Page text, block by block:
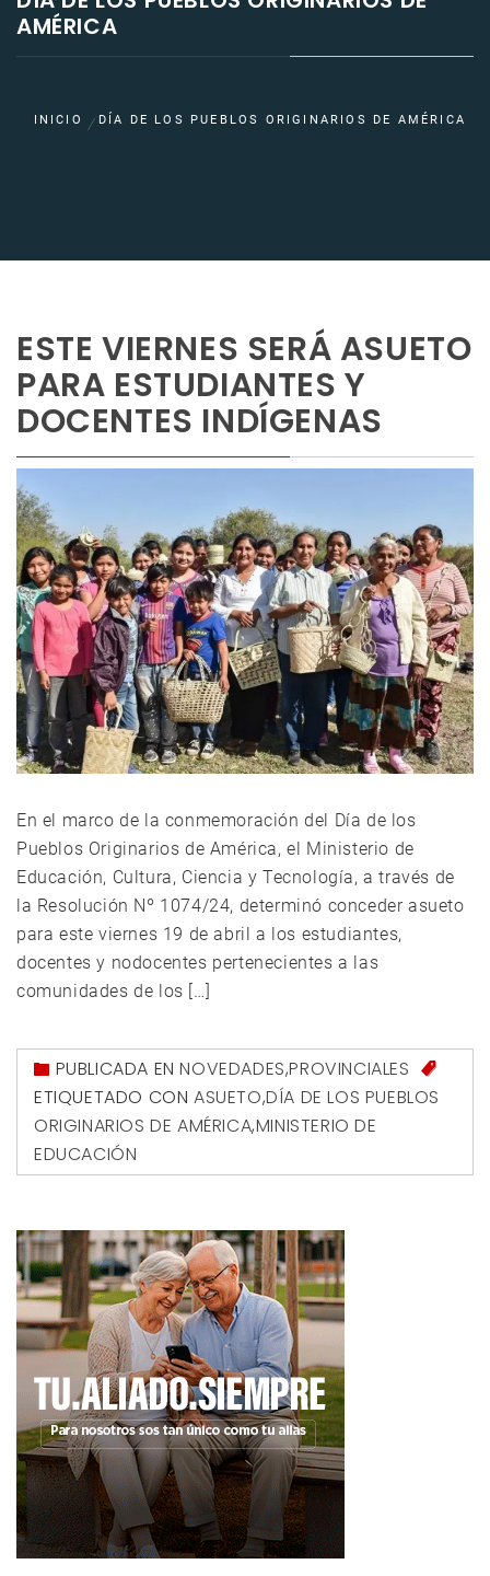
AMÉRICA
INICIO DÍA DE LOS PUEBLOS ORIGINARIOS DE AMÉRICA
ESTE VIERNES SERÁ ASUETO
PARA ESTUDIANTES Y
DOCENTES INDÍGENAS
En el marco de la conmemoración del Día de los
Pueblos Originarios de América, el Ministerio de
Educación, Cultura, Ciencia y Tecnología, a través de
la Resolución Nº 1074/24, determinó conceder asueto
para este viernes 19 de abril a los estudiantes,
docentes y nodocentes pertenecientes a las
comunidades de los […]
PUBLICADA ENNOVEDADES,PROVINCIALES
ETIQUETADO CON ASUETO,DÍA DE LOS PUEBLOS
ORIGINARIOS DE AMÉRICA,MINISTERIO DE
EDUCACIÓN